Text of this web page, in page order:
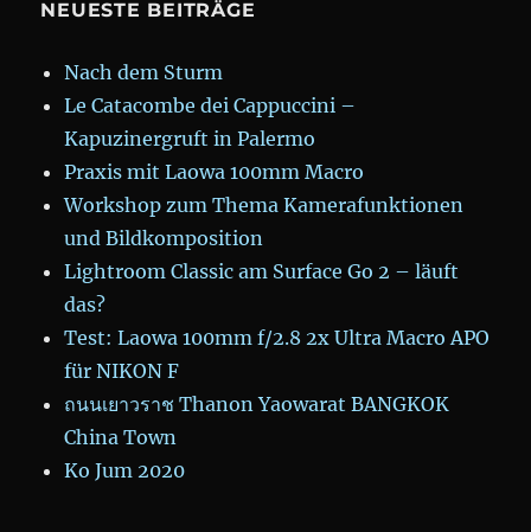
NEUESTE BEITRÄGE
Nach dem Sturm
Le Catacombe dei Cappuccini –
Kapuzinergruft in Palermo
Praxis mit Laowa 100mm Macro
Workshop zum Thema Kamerafunktionen
und Bildkomposition
Lightroom Classic am Surface Go 2 – läuft
das?
Test: Laowa 100mm f/2.8 2x Ultra Macro APO
für NIKON F
ถนนเยาวราช Thanon Yaowarat BANGKOK
China Town
Ko Jum 2020